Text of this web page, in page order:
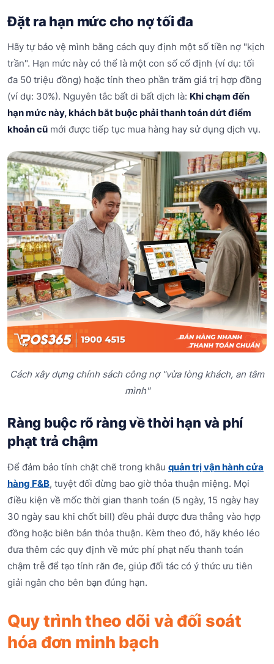
Đặt ra hạn mức cho nợ tối đa
Hãy tự bảo vệ mình bằng cách quy định một số tiền nợ "kịch
trần". Hạn mức này có thể là một con số cố định (ví dụ: tối
đa 50 triệu đồng) hoặc tính theo phần trăm giá trị hợp đồng
(ví dụ: 30%). Nguyên tắc bất di bất dịch là: Khi chạm đến
hạn mức này, khách bắt buộc phải thanh toán dứt điểm
khoản cũ mới được tiếp tục mua hàng hay sử dụng dịch vụ.
Cách xây dựng chính sách công nợ "vừa lòng khách, an tâm
mình"
Ràng buộc rõ ràng về thời hạn và phí
phạt trả chậm
Để đảm bảo tính chặt chẽ trong khâu quản trị vận hành cửa
hàng F&B, tuyệt đối đừng bao giờ thỏa thuận miệng. Mọi
điều kiện về mốc thời gian thanh toán (5 ngày, 15 ngày hay
30 ngày sau khi chốt bill) đều phải được đưa thẳng vào hợp
đồng hoặc biên bản thỏa thuận. Kèm theo đó, hãy khéo léo
đưa thêm các quy định về mức phí phạt nếu thanh toán
chậm trễ để tạo tính răn đe, giúp đối tác có ý thức ưu tiên
giải ngân cho bên bạn đúng hạn.
Quy trình theo dõi và đối soát
hóa đơn minh bạch